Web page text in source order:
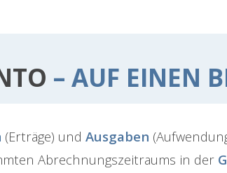
– AUF EINEN
(Erträge) und Ausgaben
Abrechnungszeitraums in der